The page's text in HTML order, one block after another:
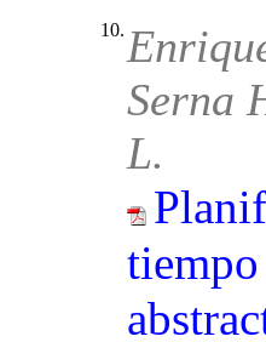
10.
Serna
L.